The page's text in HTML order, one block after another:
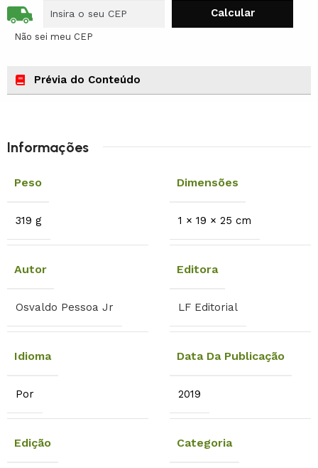
Não sei meu CEP
Prévia do Conteúdo
Informações
Peso
319 g
Dimensões
1 × 19 × 25 cm
Autor
Osvaldo Pessoa Jr
Editora
LF Editorial
Idioma
Por
Data Da Publicação
2019
Edição Categoria